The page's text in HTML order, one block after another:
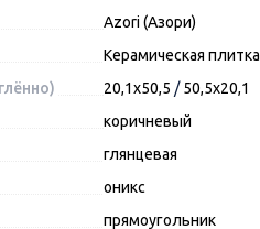
Azori (Азори)
Керамическая плитка
20,1x50,5 /50,5x20,1
коричневый
глянцевая
оникс
прямоугольник